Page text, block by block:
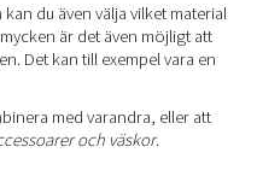
du även välja vilket material
är det även möjligt att
Det kan till exempel vara en
med varandra, eller att
och väskor.